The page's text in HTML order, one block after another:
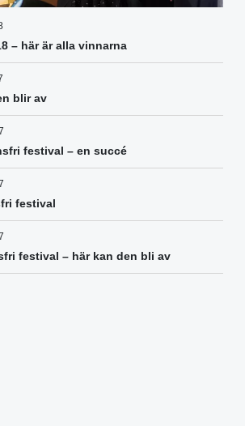
– här är alla vinnarna
blir av
festival – en succé
festival
festival – här kan den bli av